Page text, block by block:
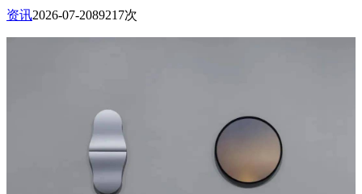
资讯2026-07-2089217次